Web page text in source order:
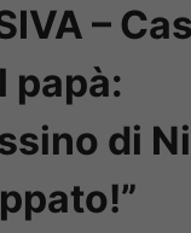
–
papà:
di